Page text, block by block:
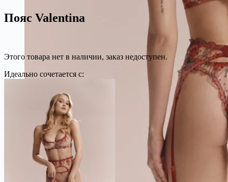
Пояс Valentina
Этого товара нет в наличии, заказ недоступен.
Идеально сочетается с: